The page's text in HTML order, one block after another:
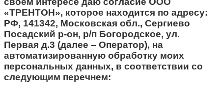
«ТРЕНТОН», которое находится по адресу:
РФ, 141342, Московская обл., Сергиево
Посадский р-он, р/п Богородское, ул.
Первая д.3 (далее – Оператор), на
автоматизированную обработку моих
персональных данных, в соответствии со
следующим перечнем: